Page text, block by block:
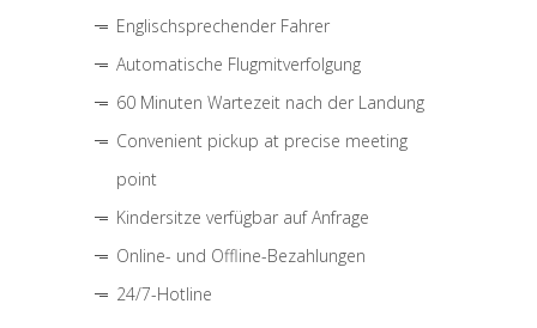
Englischsprechender Fahrer
Automatische Flugmitverfolgung
60 Minuten Wartezeit nach der Landung
Convenient pickup at precise meeting
point
Kindersitze verfügbar auf Anfrage
Online- und Offline-Bezahlungen
24/7-Hotline